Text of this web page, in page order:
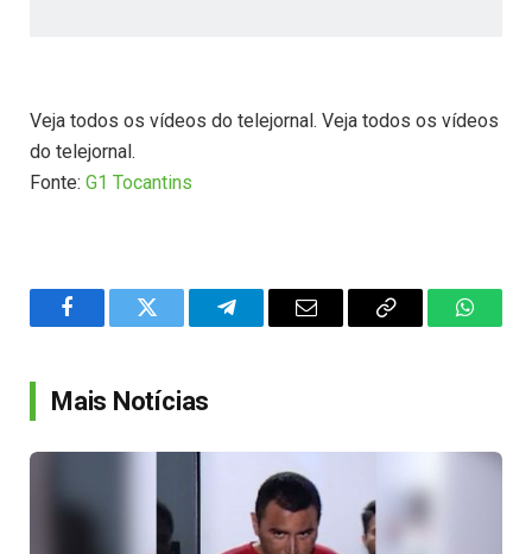
Veja todos os vídeos do telejornal. Veja todos os vídeos
do telejornal.
Fonte: G1 Tocantins
FacebookTwitter TelegramEmail
Copy
Mais Notícias